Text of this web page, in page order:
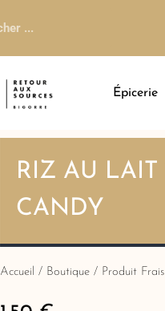
Épicerie
RIZ AU LAIT
CANDY
Accueil / Boutique / Produit Frais